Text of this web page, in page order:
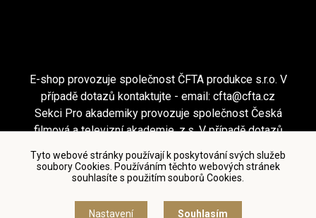
Tyto webové stránky používají k poskytování svých služeb
soubory Cookies. Používáním těchto webových stránek
souhlasíte s použitím souborů Cookies.
Nastavení Souhlasím
E-shop provozuje společnost ČFTA produkce s.r.o. V
případě dotazů kontaktujte - email: cfta@cfta.cz
Sekci Pro akademiky provozuje společnost Česká
filmová a televizní akademie, z.s. V případě dotazů
Podmínky užití a zásady ochrany osobních údajů
Nastavení cookies